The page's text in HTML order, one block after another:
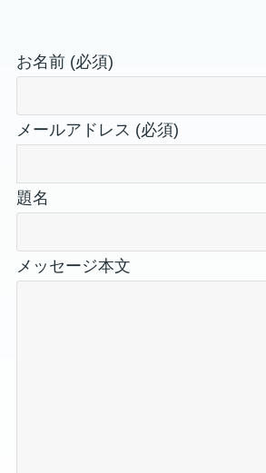
お名前 (必須)
メールアドレス (必須)
題名
メッセージ本文